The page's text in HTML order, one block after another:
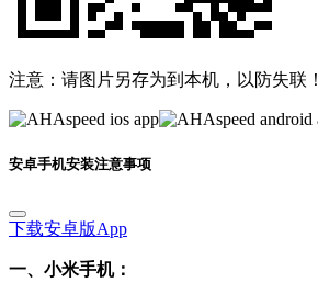
注意：请图片另存为到本机，以防失联！
安卓手机安装注意事项
下载安卓版App
一、小米手机：